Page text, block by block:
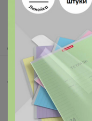
Как сделать заказ?
Доставка
Шоурумы
Торговые марки
Наша команда
В наличии